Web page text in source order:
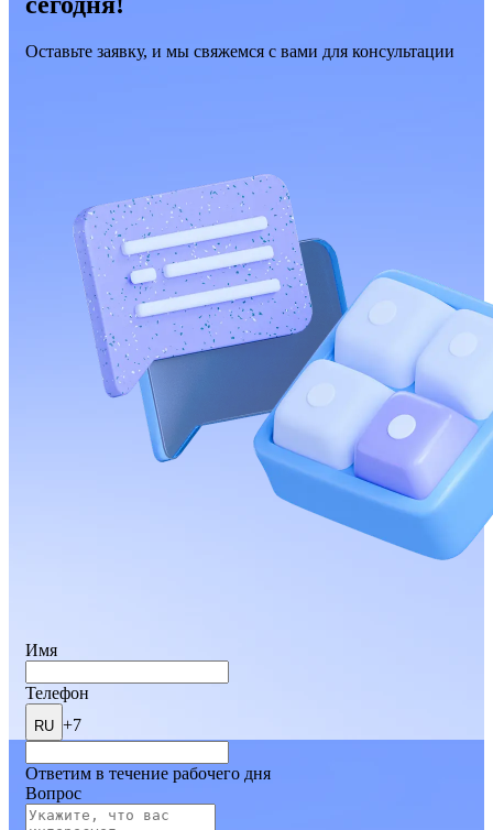
Оставьте заявку, и мы свяжемся с вами для консультации
Имя
Телефон
RU +7
Ответим в течение рабочего дня
Вопрос